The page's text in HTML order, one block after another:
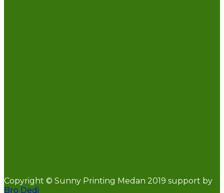
Copyright © Sunny Printing Medan 2019 support by
Bro Dedi